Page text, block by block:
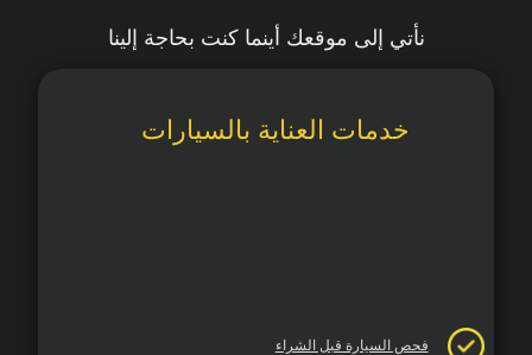
نأتي إلى موقعك أينما كنت بحاجة إلينا
خدمات العناية بالسيارات
فحص السيارة قبل الشراء